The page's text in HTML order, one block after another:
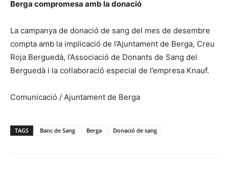
Berga compromesa amb la donació
La campanya de donació de sang del mes de desembre
compta amb la implicació de l’Ajuntament de Berga, Creu
Roja Berguedà, l’Associació de Donants de Sang del
Berguedà i la col·laboració especial de l’empresa Knauf.
Comunicació / Ajuntament de Berga
TAGS Banc de Sang Berga Donació de sang